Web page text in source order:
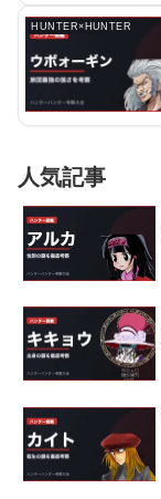
HUNTER×HUNTER
人気記事